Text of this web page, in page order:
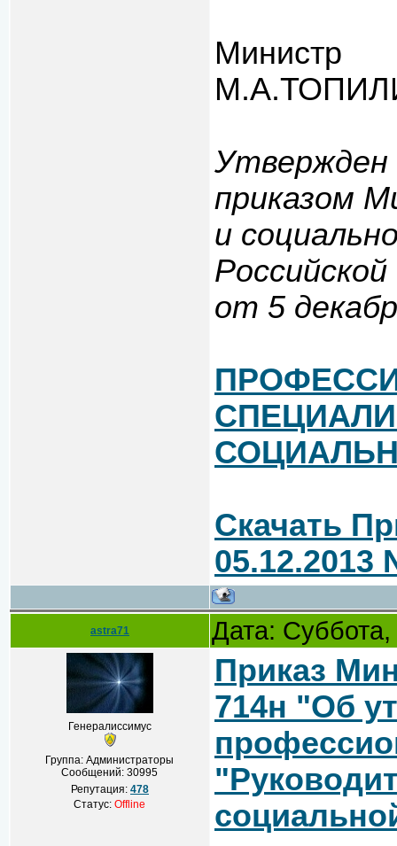
Министр
Утвержден
приказом
и
от 5
Скачать
05.12.2013
astra71 Дата:
Генералиссимус
Группа: Администраторы
Сообщений:30995
Репутация: 478
Статус:Offline
Приказ
714н "Об